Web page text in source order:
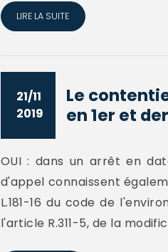
LIRE LA SUITE
21/11
2019
Le
en 1er et
OUI : dans un arrêt en
d'appel connaissent
L.181-16 du code de
l'article R.311-5, de la